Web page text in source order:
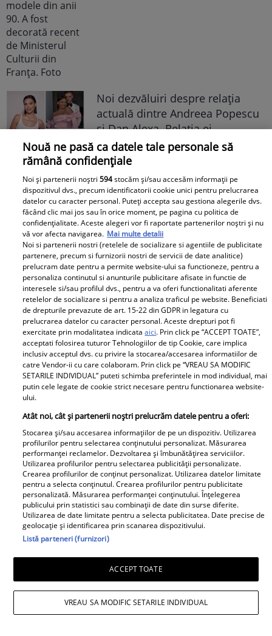
Noi dezvăluiri despre relația
actuală dintre Andreea Popescu
și Dan Alexa. Relația ei
extraconjugală cu antrenorul a
dus la divorțul de Rareș Cojoc,
însă nimeni nu se aștepta la ce
se întâmplă în prezent
Este în culmea fericirii! Vedeta a
devenit mamă pentru a doua
oară și a dezvăluit prima
imagine cu fiul său: „Iubirile
vieții mele” Foto
A1.ro
Poftiți pe la noi: Poftiți la
întrecere. Mirela Vaida și
Adriana Trandafir, în centrul
atenției după provocarea lui Nea
Nouă ne pasă ca datele tale personale să
rămână confidențiale
Noi și partenerii noștri594stocăm și/sau accesăm informații pe
dispozitivul dvs., precum identificatorii cookie unici pentru prelucrarea
datelor cu caracter personal. Puteți accepta sau gestiona alegerile dvs.
făcând clic mai jos sau în orice moment, pe pagina cu politica de
confidențialitate. Aceste alegeri vor fi raportate partenerilor noștri și nu
vă vor afecta navigarea. Mai multe detalii
Noi si partenerii nostri (retelele de socializare si agentiile de publicitate
partenere, precum si furnizorii nostri de servicii de date analitice)
prelucram date pentru a permite website-ului sa functioneze, pentru a
personaliza continutul si anunturile publicitare afisate in functie de
interesele si/sau profilul dvs., pentru a va oferi functionalitati aferente
retelelor de socializare si pentru a analiza traficul pe website. Beneficiati
de drepturile prevazute de art. 15-22 din GDPR in legatura cu
prelucrarea datelor cu caracter personal. Aceste drepturi pot fi
exercitate prin modalitatea indicataaici. Prin click pe “ACCEPT TOATE”,
acceptati folosirea tuturor Tehnologiilor de tip Cookie, care implica
inclusiv acceptul dvs. cu privire la stocarea/accesarea informatiilor de
catre Vendor-ii cu care colaboram. Prin click pe “VREAU SA MODIFIC
SETARILE INDIVIDUAL” puteti schimba preferintele in mod individual, mai
putin cele legate de cookie strict necesare pentru functionarea website-
ului.
Atât noi, cât și partenerii noștri prelucrăm datele pentru a oferi:
Stocarea și/sau accesarea informațiilor de pe un dispozitiv. Utilizarea
profilurilor pentru selectarea conținutului personalizat. Măsurarea
performanței reclamelor. Dezvoltarea și îmbunătățirea serviciilor.
Utilizarea profilurilor pentru selectarea publicității personalizate.
Crearea profilurilor de conținut personalizat. Utilizarea datelor limitate
pentru a selecta conținutul. Crearea profilurilor pentru publicitate
personalizată. Măsurarea performanței conținutului. Înțelegerea
publicului prin statistici sau combinații de date din surse diferite.
Utilizarea de date limitate pentru a selecta publicitatea. Date precise de
geolocație și identificarea prin scanarea dispozitivului.
Listă parteneri (furnizori)
ACCEPT TOATE
VREAU SA MODIFIC SETARILE INDIVIDUAL